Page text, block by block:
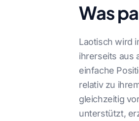
Was
Laotisch wird
ihrerseits aus
einfache
relativ zu
gleichzeitig
unterstützt,